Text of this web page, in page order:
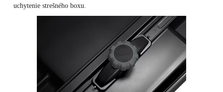
uchytenie strešného boxu.